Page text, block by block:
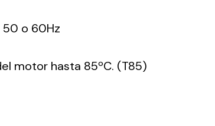
50 o 60Hz
motor hasta 85ºC. (T85)